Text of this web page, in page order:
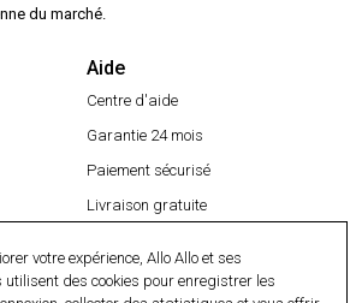
du marché.
Aide
Centre d'aide
Garantie 24 mois
Paiement sécurisé
Livraison gratuite
Paiement sécurisé
votre expérience, Allo Allo et ses
des cookies pour enregistrer les